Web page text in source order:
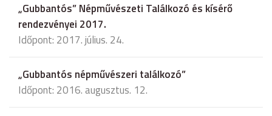
„Gubbantós” Népművészeti Találkozó és kísérő
rendezvényei 2017.
Időpont: 2017. július. 24.
„Gubbantós népművészeri találkozó”
Időpont: 2016. augusztus. 12.